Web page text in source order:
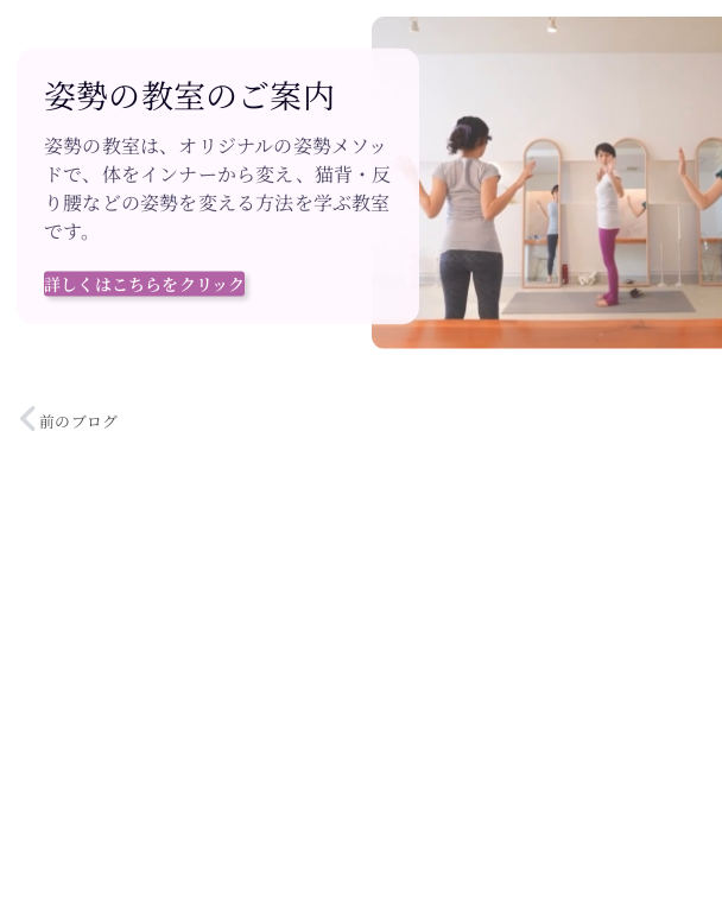
姿勢の教室のご案内
姿勢の教室は、オリジナルの姿勢メソッ
ドで、体をインナーから変え、猫背・反
り腰などの姿勢を変える方法を学ぶ教室
です。
詳しくはこちらをクリック
前のブログ